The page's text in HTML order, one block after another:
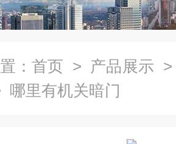
： 首页 > 产品展示
哪里有机关暗门